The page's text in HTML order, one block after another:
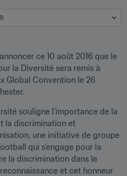
ce 10 août 2016 que le
la Diversité sera remis à
Global Convention le 26
souligne l’importance de la
la discrimination et
une initiative de groupe
qui s’engage pour la
la discrimination dans le
et cet honneur